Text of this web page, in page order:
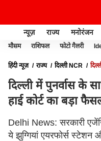
न्यूज़ राज्य मनोरंजन
मौसम राशिफल फोटो गैलरी
हिंदी न्यूज़ राज्य दिल्ली NCR
दिल्ली में पुनर्वास के
हाई कोर्ट का बड़ा
Delhi News: सरकारी
ये झुग्गियां एयरफोर्स स्टेशन